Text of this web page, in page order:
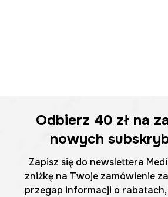
Odbierz 40 zł na
nowych
Zapisz się do newslettera
zniżkę na Twoje zamówienie
przegap informacji o